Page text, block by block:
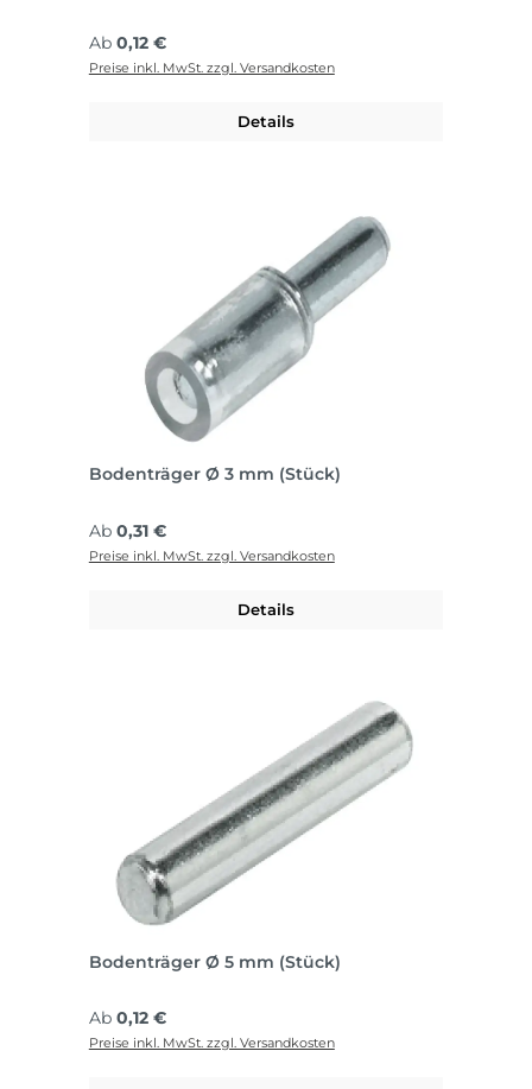
Regulärer Preis:
Ab 0,12 €
Preise inkl. MwSt. zzgl. Versandkosten
Details
Bodenträger Ø 3 mm (Stück)
Regulärer Preis:
Ab 0,31 €
Preise inkl. MwSt. zzgl. Versandkosten
Details
Bodenträger Ø 5 mm (Stück)
Regulärer Preis:
Ab 0,12 €
Preise inkl. MwSt. zzgl. Versandkosten